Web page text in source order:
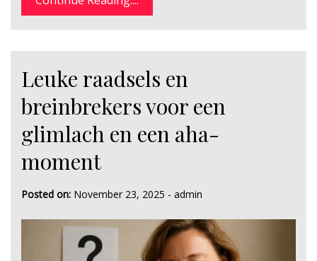
Leuke raadsels en
breinbrekers voor een
glimlach en een aha-
moment
Posted on: November 23, 2025 - admin